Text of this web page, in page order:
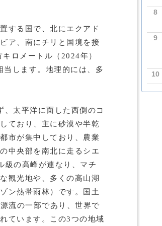
する国で、北にエクアド
ア、南にチリと国境を接
ロメートル（2024年）
します。地理的には、多
、太平洋に面した西側のコ
ており、主に砂漠や半乾
市が集中しており、農業
中央部を南北に走るシエ
級の高峰が連なり、マチ
観光地や、多くの高山湖
ン熱帯雨林）です。国土
流の一部であり、世界で
ています。この3つの地域
8
9
10